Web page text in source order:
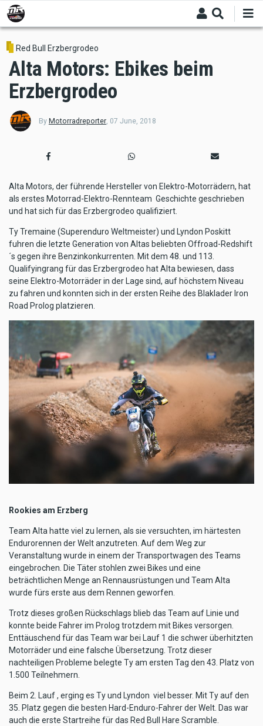
Skip
to
main
content
Red Bull Erzbergrodeo
Alta Motors: Ebikes beim
Erzbergrodeo
By Motorradreporter, 07 June, 2018
Alta Motors, der führende Hersteller von Elektro-Motorrädern, hat
als erstes Motorrad-Elektro-Rennteam Geschichte geschrieben
und hat sich für das Erzbergrodeo qualifiziert.
Ty Tremaine (Superenduro Weltmeister) und Lyndon Poskitt
fuhren die letzte Generation von Altas beliebten Offroad-Redshift
´s gegen ihre Benzinkonkurrenten. Mit dem 48. und 113.
Qualifyingrang für das Erzbergrodeo hat Alta bewiesen, dass
seine Elektro-Motorräder in der Lage sind, auf höchstem Niveau
zu fahren und konnten sich in der ersten Reihe des Blaklader Iron
Road Prolog platzieren.
Rookies am Erzberg
Team Alta hatte viel zu lernen, als sie versuchten, im härtesten
Endurorennen der Welt anzutreten. Auf dem Weg zur
Veranstaltung wurde in einem der Transportwagen des Teams
eingebrochen. Die Täter stohlen zwei Bikes und eine
beträchtlichen Menge an Rennausrüstungen und Team Alta
wurde fürs erste aus dem Rennen geworfen.
Trotz dieses großen Rückschlags blieb das Team auf Linie und
konnte beide Fahrer im Prolog trotzdem mit Bikes versorgen.
Enttäuschend für das Team war bei Lauf 1 die schwer überhitzten
Motorräder und eine falsche Übersetzung. Trotz dieser
nachteiligen Probleme belegte Ty am ersten Tag den 43. Platz von
1.500 Teilnehmern.
Beim 2. Lauf , erging es Ty und Lyndon viel besser. Mit Ty auf den
35. Platz gegen die besten Hard-Enduro-Fahrer der Welt. Das war
auch die erste Startreihe für das Red Bull Hare Scramble.